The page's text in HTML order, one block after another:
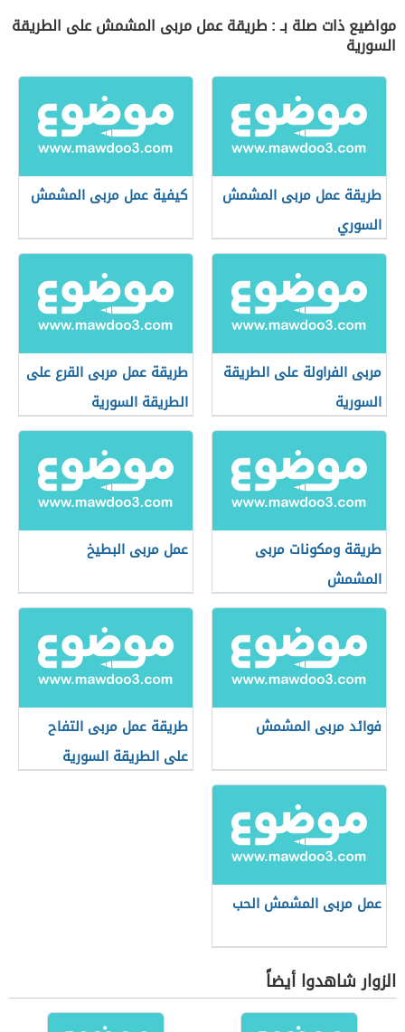
مواضيع ذات صلة بـ : طريقة عمل مربى المشمش على الطريقة
السورية
طريقة عمل مربى المشمش
السوري
كيفية عمل مربى المشمش
مربى الفراولة على الطريقة
السورية
طريقة عمل مربى القرع على
الطريقة السورية
طريقة ومكونات مربى
المشمش
عمل مربى البطيخ
فوائد مربى المشمش
طريقة عمل مربى التفاح
على الطريقة السورية
عمل مربى المشمش الحب
الزوار شاهدوا أيضاً